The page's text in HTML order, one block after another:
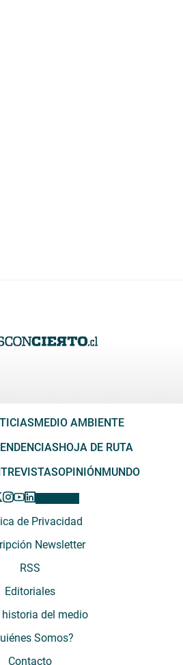
MEDIO AMBIENTE
HOJA DE RUTA
OPINIÓN MUNDO
de Privacidad
Newsletter
RSS
Editoriales
historia del medio
Somos?
Contacto